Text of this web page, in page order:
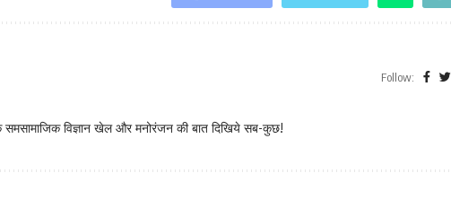
Follow:
समसामाजिक विज्ञान खेल और मनोरंजन की बात दिखिये सब-कुछ!